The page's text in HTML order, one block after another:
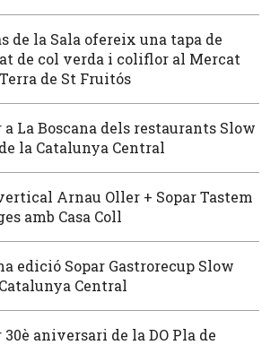
de la Sala ofereix una tapa de
de col verda i coliflor al Mercat
de St Fruitós
a La Boscana dels restaurants Slow
la Catalunya Central
Arnau Oller + Sopar Tastem
amb Casa Coll
edició Sopar Gastrorecup Slow
Central
30è aniversari de la DO Pla de